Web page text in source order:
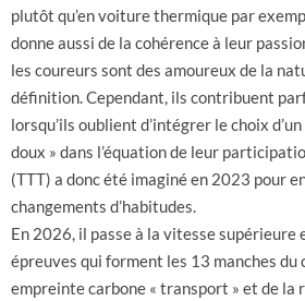
plutôt qu’en voiture thermique par
donne aussi de la cohérence à leur
les coureurs sont des amoureux de la
définition. Cependant, ils contribuent
lorsqu’ils oublient d’intégrer le choix
doux » dans l’équation de leur
(TTT) a donc été imaginé en 2023 pour
changements d’habitudes.
En 2026, il passe à la vitesse supérieure
épreuves qui forment les 13 manches
empreinte carbone « transport » et de la